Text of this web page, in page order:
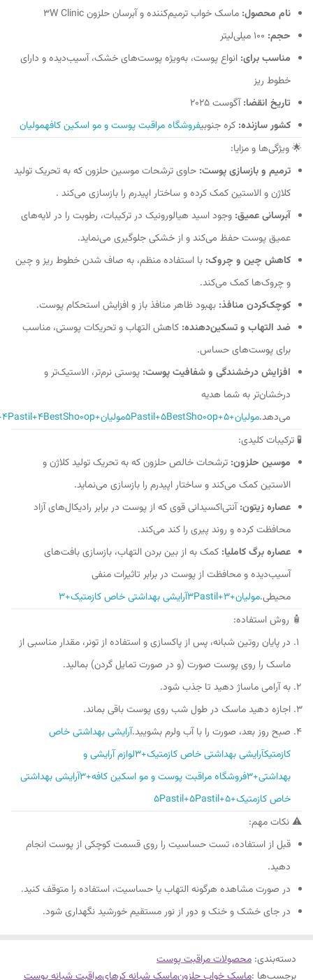
نام محصول: ماسک خواب ترمیم‌کننده و آبرسان حلزون 3W Clinic
حجم:
مناسب برای: انواع پوست، به‌ویژه پوست‌های خشک، آسیب‌دیده و دارای
خطوط ریز
تاریخ انقضا:آگوست 2025
کشور سازنده: کره جنوبیفروشگاه مراقبت پوست و مو اسکین کافهمولیان
🌟 ویژگی‌ها و مزایا:
ترمیم و بازسازی پوست: حاوی ترشحات موسین حلزون که به تحریک تولید
کلاژن و الاستین کمک کرده و ساختار اپیدرم را بازسازی می‌کند .
آبرسانی عمیق: وجود اسید هیالورونیک در ترکیبات، رطوبت را در لایه‌های
عمیق پوست حفظ می‌کند و از خشکی جلوگیری می‌نماید.
کاهش چین و چروک: با استفاده منظم، به صاف شدن خطوط ریز و چین
و چروک‌ها کمک می‌کند.
کوچک‌کردن منافذ: بهبود ظاهر منافذ باز و افزایش استحکام پوست.
ضد التهاب و تسکین‌دهنده: کاهش التهاب و تحریکات پوستی، مناسب
برای پوست‌های حساس.
افزایش درخشندگی و شفافیت پوست: پوستی نرم‌تر، الاستیک‌تر و
درخشان‌تر به شما هدیه
می‌دهد.مولیان+5Pastil+5BestSho0op+5 مولیان+4Pastil+4Pastil+4BestSho0op
🧪 ترکیبات کلیدی:
موسین حلزون: ترشحات خالص حلزون که به تحریک تولید کلاژن و
الاستین کمک می‌کند و ساختار اپیدرم را بازسازی می‌نماید.
عصاره زیتون:آنتی‌اکسیدانی قوی که از پوست در برابر رادیکال‌های آزاد
محافظت کرده و روند پیری را کند می‌کند.
عصاره برگ کاملیا: کمک به از بین بردن التهاب، بازسازی بافت‌های
آسیب‌دیده و محافظت از پوست در برابر تاثیرات منفی
محیطی.مولیان+3Pastil+3آرایشی بهداشتی خاص کازمتیک+3
🧴 روش استفاده:
در پایان روتین شبانه، پس از پاکسازی و استفاده از تونر، مقدار مناسبی از
ماسک را روی پوست صورت (و در صورت تمایل گردن) بمالید.
به آرامی ماساژ دهید تا جذب شود.
اجازه دهید ماسک در طول شب روی پوست باقی بماند.
صبح روز بعد، صورت را با آب ولرم بشویید.آرایشی بهداشتی خاص
کازمتیک
آرایشی بهداشتی خاص کازمتیک+3لوازم آرایشی و
بهداشتی+3فروشگاه مراقبت پوست و مو اسکین کافه+3
آرایشی بهداشتی
خاص کازمتیک+5Pastil+5Pastil+5
⚠️ نکات مهم:
قبل از استفاده، تست حساسیت را روی قسمت کوچکی از پوست انجام
دهید.
در صورت مشاهده هرگونه التهاب یا حساسیت، استفاده را متوقف کنید.
در جای خشک و خنک و دور از نور مستقیم خورشید نگهداری شود.
دسته‌بندی: محصولات مراقبت پوست
برچسب‌ها :ماسک خواب حلزونماسک شبانه کرهایمراقبت شبانه پوست